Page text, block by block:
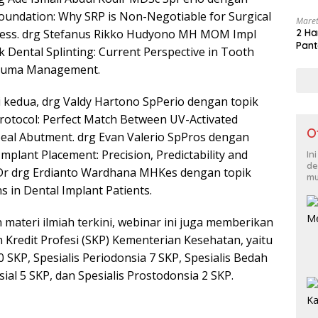
Why SRP is Non-Negotiable for Surgical
drg Stefanus Rikko Hudyono MH MOM Impl
Dental Splinting: Current Perspective in Tooth
Management.
drg Valdy Hartono SpPerio dengan topik
Perfect Match Between UV-Activated
Abutment. drg Evan Valerio SpPros dengan
Placement: Precision, Predictability and
drg Erdianto Wardhana MHKes dengan topik
in Dental Implant Patients.
materi ilmiah terkini, webinar ini juga memberikan
Profesi (SKP) Kementerian Kesehatan, yaitu
Spesialis Periodonsia 7 SKP, Spesialis Bedah
5 SKP, dan Spesialis Prostodonsia 2 SKP.
2